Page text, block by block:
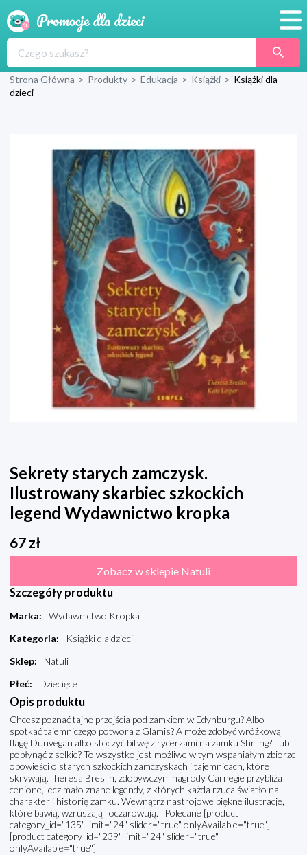
Produkty
Blog
Wyprawka
Strona Główna > Produkty > Edukacja > Książki > Książki dla
dzieci
Sekrety starych zamczysk.
Ilustrowany skarbiec szkockich
legend Wydawnictwo kropka
67 zł
Zobacz w sklepie Natuli
Szczegóły produktu
Marka:
Wydawnictwo Kropka
Kategoria:
Książki dla dzieci
Sklep:
Natuli
Płeć: Dziecięce
Opis produktu
Chcesz poznać tajne przejścia pod zamkiem w Edynburgu? Albo
spotkać tajemniczego potwora z Glamis? A może zdobyć wróżkową
flagę Dunvegan albo stoczyć bitwę z rycerzami na zamku Stirling? Lub
popłynąć z selkie? To wszystko jest możliwe w tym wspaniałym zbiorze
opowieści o starych szkockich zamczyskach i tajemnicach, które
skrywają.Theresa Breslin, zdobywczyni nagrody Carnegie przybliża
cenione, lecz mało znane legendy, z których każda rzuca światło na
charakter i historię zamku. Wewnątrz nastrojowe piękne ilustracje,
które bawią, wzruszają i oczarowują. Polecane [product
category_id="135" limit="24" slider="true" onlyAvailable="true"]
[product category_id="239" limit="24" slider="true"
onlyAvailable="true"]